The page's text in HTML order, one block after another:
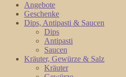
Angebote
Geschenke
Dips, Antipasti & Saucen
Dips
Antipasti
Saucen
Kräuter, Gewürze & Salz
Kräuter